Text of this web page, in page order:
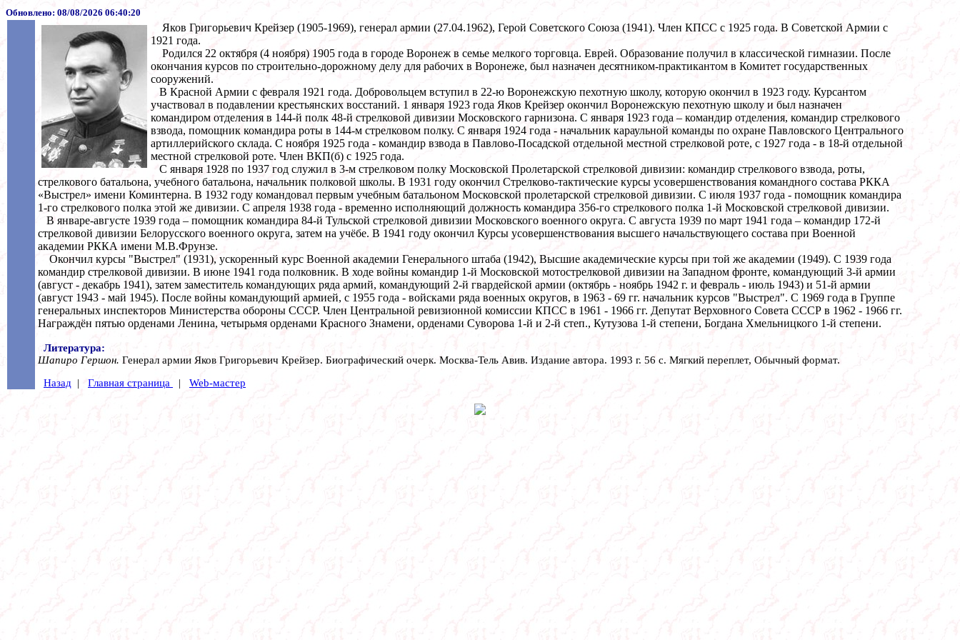
Обновлено: 08/08/2026 06:40:20
Яков Григорьевич Крейзер (1905-1969), генерал армии (27.04.1962), Герой Советского Союза (1941). Член КПСС с 1925 года. В Советской Армии с
1921 года.
Родился 22 октября (4 ноября) 1905 года в городе Воронеж в семье мелкого торговца. Еврей. Образование получил в классической гимназии. После
окончания курсов по строительно-дорожному делу для рабочих в Воронеже, был назначен десятником-практикантом в Комитет государственных
сооружений.
В Красной Армии с февраля 1921 года. Добровольцем вступил в 22-ю Воронежскую пехотную школу, которую окончил в 1923 году. Курсантом
участвовал в подавлении крестьянских восстаний. 1 января 1923 года Яков Крейзер окончил Воронежскую пехотную школу и был назначен
командиром отделения в 144-й полк 48-й стрелковой дивизии Московского гарнизона. С января 1923 года – командир отделения, командир стрелкового
взвода, помощник командира роты в 144-м стрелковом полку. С января 1924 года - начальник караульной команды по охране Павловского Центрального
артиллерийского склада. С ноября 1925 года - командир взвода в Павлово-Посадской отдельной местной стрелковой роте, с 1927 года - в 18-й отдельной
местной стрелковой роте. Член ВКП(б) с 1925 года.
С января 1928 по 1937 год служил в 3-м стрелковом полку Московской Пролетарской стрелковой дивизии: командир стрелкового взвода, роты,
стрелкового батальона, учебного батальона, начальник полковой школы. В 1931 году окончил Стрелково-тактические курсы усовершенствования командного состава РККА
«Выстрел» имени Коминтерна. В 1932 году командовал первым учебным батальоном Московской пролетарской стрелковой дивизии. С июля 1937 года - помощник командира
1-го стрелкового полка этой же дивизии. С апреля 1938 года - временно исполняющий должность командира 356-го стрелкового полка 1-й Московской стрелковой дивизии.
В январе-августе 1939 года – помощник командира 84-й Тульской стрелковой дивизии Московского военного округа. С августа 1939 по март 1941 года – командир 172-й
стрелковой дивизии Белорусского военного округа, затем на учёбе. В 1941 году окончил Курсы усовершенствования высшего начальствующего состава при Военной
академии РККА имени М.В.Фрунзе.
Окончил курсы "Выстрел" (1931), ускоренный курс Военной академии Генерального штаба (1942), Высшие академические курсы при той же академии (1949). С 1939 года
командир стрелковой дивизии. В июне 1941 года полковник. В ходе войны командир 1-й Московской мотострелковой дивизии на Западном фронте, командующий 3-й армии
(август - декабрь 1941), затем заместитель командующих ряда армий, командующий 2-й гвардейской армии (октябрь - ноябрь 1942 г. и февраль - июль 1943) и 51-й армии
(август 1943 - май 1945). После войны командующий армией, с 1955 года - войсками ряда военных округов, в 1963 - 69 гг. начальник курсов "Выстрел". С 1969 года в Группе
генеральных инспекторов Министерства обороны СССР. Член Центральной ревизионной комиссии КПСС в 1961 - 1966 гг. Депутат Верховного Совета СССР в 1962 - 1966 гг.
Награждён пятью орденами Ленина, четырьмя орденами Красного Знамени, орденами Суворова 1-й и 2-й степ., Кутузова 1-й степени, Богдана Хмельницкого 1-й степени.
Литература:
Шапиро Гершон. Генерал армии Яков Григорьевич Крейзер. Биографический очерк. Москва-Тель Авив. Издание автора. 1993 г. 56 с. Мягкий переплет, Обычный формат.
Назад | Главная страница | Web-мастер